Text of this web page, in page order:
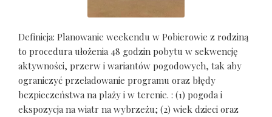
Definicja: Planowanie weekendu w Pobierowie z rodziną
to procedura ułożenia 48 godzin pobytu w sekwencję
aktywności, przerw i wariantów pogodowych, tak aby
ograniczyć przeładowanie programu oraz błędy
bezpieczeństwa na plaży i w terenie. : (1) pogoda i
ekspozycja na wiatr na wybrzeżu; (2) wiek dzieci oraz